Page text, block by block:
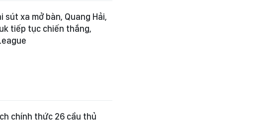
sút xa mở bàn, Quang Hải,
tiếp tục chiến thắng,
chính thức 26 cầu thủ